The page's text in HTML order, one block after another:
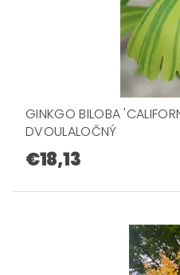
GINKGO BILOBA
DVOULALOČNÝ
€18,13